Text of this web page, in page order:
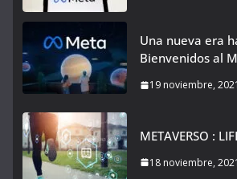
Una nueva era
Bienvenidos al
19 noviembre, 2021
METAVERSO :
18 noviembre, 2021